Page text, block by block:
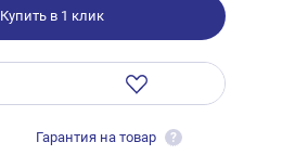
Купить в 1 клик
Гарантия на товар ?